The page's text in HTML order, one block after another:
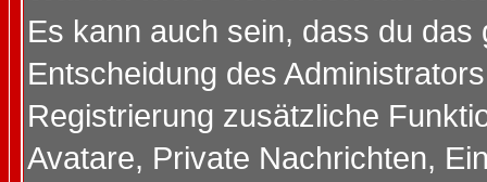
Es kann auch sein, dass du
Entscheidung des
Registrierung zusätzliche
Avatare, Private Nachrichten,